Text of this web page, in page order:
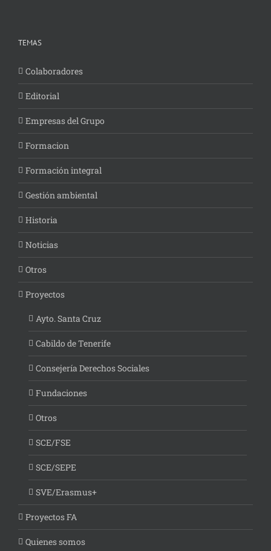
TEMAS
Colaboradores
Editorial
Empresas del Grupo
Formacion
Formación integral
Gestión ambiental
Historia
Noticias
Otros
Proyectos
Ayto. Santa Cruz
Cabildo de Tenerife
Consejería Derechos Sociales
Fundaciones
Otros
SCE/FSE
SCE/SEPE
SVE/Erasmus+
Proyectos FA
Quienes somos